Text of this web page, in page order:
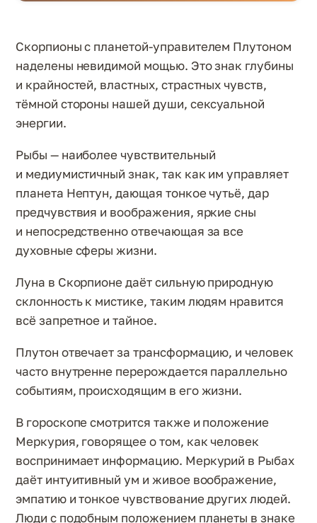
Скорпионы с планетой-управителем Плутоном
наделены невидимой мощью. Это знак глубины
и крайностей, властных, страстных чувств,
тёмной стороны нашей души, сексуальной
энергии.
Рыбы — наиболее чувствительный
и медиумистичный знак, так как им управляет
планета Нептун, дающая тонкое чутьё, дар
предчувствия и воображения, яркие сны
и непосредственно отвечающая за все
духовные сферы жизни.
Луна в Скорпионе даёт сильную природную
склонность к мистике, таким людям нравится
всё запретное и тайное.
Плутон отвечает за трансформацию, и человек
часто внутренне перерождается параллельно
событиям, происходящим в его жизни.
В гороскопе смотрится также и положение
Меркурия, говорящее о том, как человек
воспринимает информацию. Меркурий в Рыбах
даёт интуитивный ум и живое воображение,
эмпатию и тонкое чувствование других людей.
Люди с подобным положением планеты в знаке